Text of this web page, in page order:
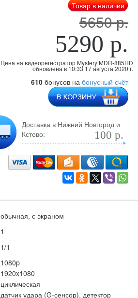
Товар в наличии
5650 р.
5290 р.
Цена на видеорегистратор Mystery MDR-885HD
обновлена в 10:33 17 августа 2020 г.
610 бонусов на бонусный счёт
Доставка в Нижний Новгород и
Кстово:
100 р.
обычная, с экраном
1
1/1
1080p
1920x1080
циклическая
датчик удара (G-сенсор), детектор